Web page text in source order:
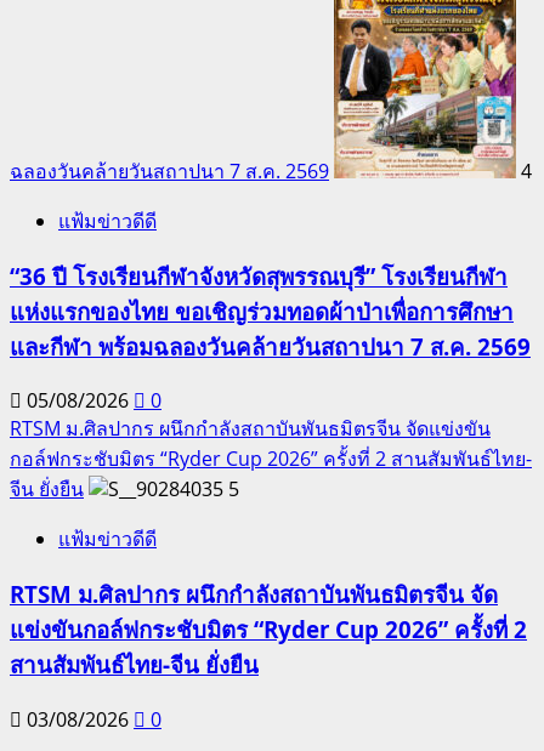
ฉลองวันคล้ายวันสถาปนา 7 ส.ค. 2569
4
แฟ้มข่าวดีดี
“36 ปี โรงเรียนกีฬาจังหวัดสุพรรณบุรี” โรงเรียนกีฬา
แห่งแรกของไทย ขอเชิญร่วมทอดผ้าป่าเพื่อการศึกษา
และกีฬา พร้อมฉลองวันคล้ายวันสถาปนา 7 ส.ค. 2569
05/08/2026
0
RTSM ม.ศิลปากร ผนึกกำลังสถาบันพันธมิตรจีน จัดแข่งขัน
กอล์ฟกระชับมิตร “Ryder Cup 2026” ครั้งที่ 2 สานสัมพันธ์ไทย-
จีน ยั่งยืน
5
แฟ้มข่าวดีดี
RTSM ม.ศิลปากร ผนึกกำลังสถาบันพันธมิตรจีน จัด
แข่งขันกอล์ฟกระชับมิตร “Ryder Cup 2026” ครั้งที่ 2
สานสัมพันธ์ไทย-จีน ยั่งยืน
03/08/2026 0